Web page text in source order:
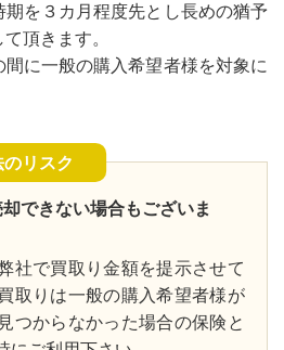
を３カ月程度先とし長めの猶予
頂きます。
に一般の購入希望者様を対象に
リスク
できない場合もございま
社で買取り金額を提示させて
取りは一般の購入希望者様が
つからなかった場合の保険と